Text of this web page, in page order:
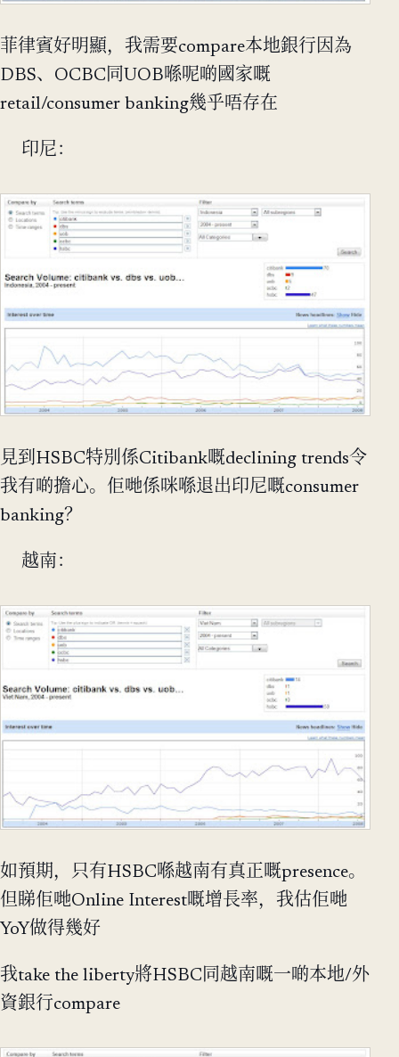
菲律賓好明顯，我需要compare本地銀行因為
DBS、OCBC同UOB喺呢啲國家嘅
retail/consumer banking幾乎唔存在
印尼：
見到HSBC特別係Citibank嘅declining trends令
我有啲擔心。佢哋係咪喺退出印尼嘅consumer
banking？
越南：
如預期，只有HSBC喺越南有真正嘅presence。
但睇佢哋Online Interest嘅增長率，我估佢哋
YoY做得幾好
我take the liberty將HSBC同越南嘅一啲本地/外
資銀行compare